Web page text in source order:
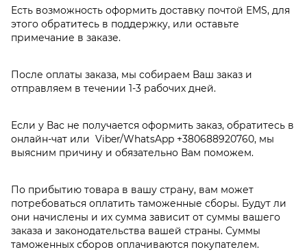
Есть возможность оформить доставку почтой EMS, для
этого обратитесь в поддержку, или оставьте
примечание в заказе.
После оплаты заказа, мы собираем Ваш заказ и
отправляем в течении 1-3 рабочих дней.
Если у Вас не получается оформить заказ, обратитесь в
онлайн-чат или Viber/WhatsApp +380688920760, мы
выясним причину и обязательно Вам поможем.
По прибытию товара в вашу страну, вам может
потребоваться оплатить таможенные сборы. Будут ли
они начислены и их сумма зависит от суммы вашего
заказа и законодательства вашей страны. Суммы
таможенных сборов оплачиваются покупателем.